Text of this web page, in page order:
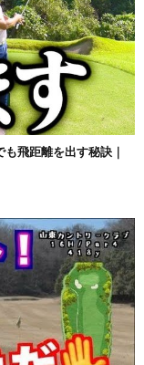
飛距離を出す秘訣｜